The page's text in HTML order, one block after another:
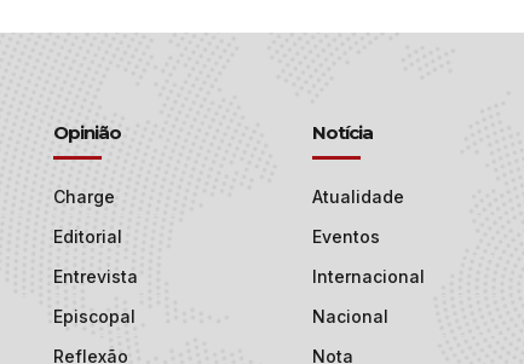
Opinião
Charge
Editorial
Entrevista
Episcopal
Reflexão
Notícia
Atualidade
Eventos
Internacional
Nacional
Nota